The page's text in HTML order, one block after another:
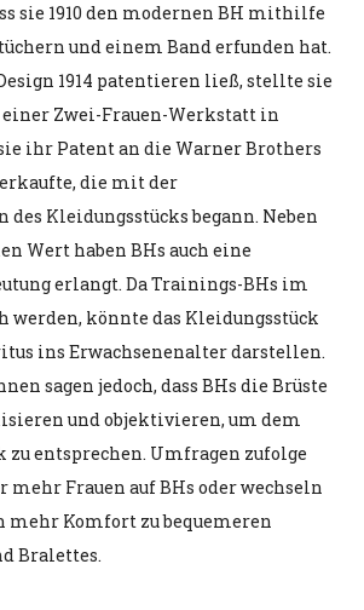
sie 1910 den modernen BH mithilfe
und einem Band erfunden hat.
1914 patentieren ließ, stellte sie
Zwei-Frauen-Werkstatt in
ihr Patent an die Warner Brothers
die mit der
des Kleidungsstücks begann. Neben
Wert haben BHs auch eine
erlangt. Da Trainings-BHs im
werden, könnte das Kleidungsstück
ins Erwachsenenalter darstellen.
sagen jedoch, dass BHs die Brüste
und objektivieren, um dem
entsprechen. Umfragen zufolge
Frauen auf BHs oder wechseln
mehr Komfort zu bequemeren
Bralettes.